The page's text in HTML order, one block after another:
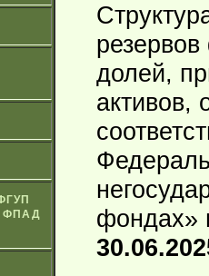
ФПАД
долей,
активов,
фондах»